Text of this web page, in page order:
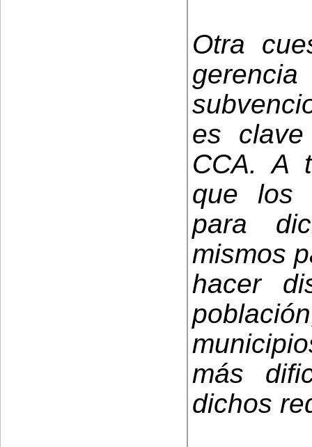
Otra
es
CCA. A
que los
para
mismos
hacer
más
dichos